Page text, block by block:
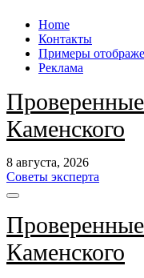
Перейти
содержанию
Home
Контакты
Примеры
Реклама
Каменского
8 августа, 2026
Советы эксперта
Каменского